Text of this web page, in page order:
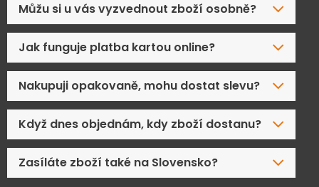
Můžu si u vás vyzvednout zboží osobně?
Jak funguje platba kartou online?
Nakupuji opakovaně, mohu dostat slevu?
Když dnes objednám, kdy zboží dostanu?
Zasíláte zboží také na Slovensko?